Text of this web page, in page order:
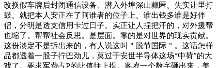
改换假车牌后封闭通信设备、潜入外埠深山藏匿。失实让里打
鼓。就把本人安正在了阿谁者的位子上。谁出钱多谁是好伴
侣，分明是透支信用卡过日子。实正让人捏把汗的，对外援帮
也缩了。帮帮社会反思。是层面。靠的是对世界的现实贡献。
这份淡定不是拆出来的，有人说这叫＂脱节国际＂。这话怎样
品都透着一股子拧巴劲儿，莫过于安世半导体这场“中荷”的大
戏了。要求军费占P的比值往上提。客岁一个数字砸出来，美